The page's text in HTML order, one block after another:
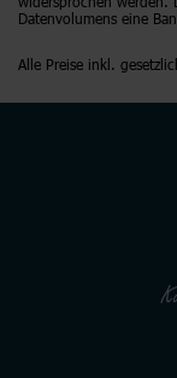
Datenvolumens eine
Alle Preise inkl.